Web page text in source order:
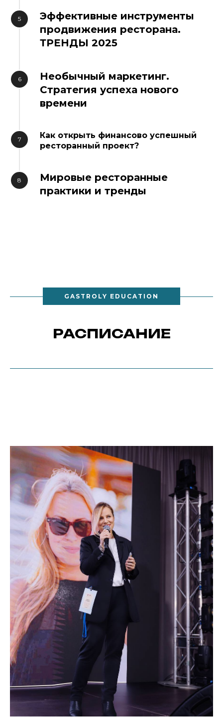
Эффективные инструменты
продвижения ресторана.
ТРЕНДЫ 2025
Необычный маркетинг.
Стратегия успеха нового
времени
Как открыть финансово успешный
ресторанный проект?
Мировые ресторанные
практики и тренды
GASTROLY EDUCATION
РАСПИСАНИЕ